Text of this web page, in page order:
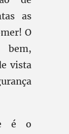
as
O
vista
é o